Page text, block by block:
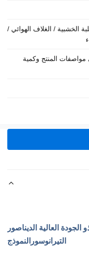
الخشبية / الغلاف الهوائي /
مواصفات المنتج وكمية
العالية الديناصور
التيرانوسور النموذج